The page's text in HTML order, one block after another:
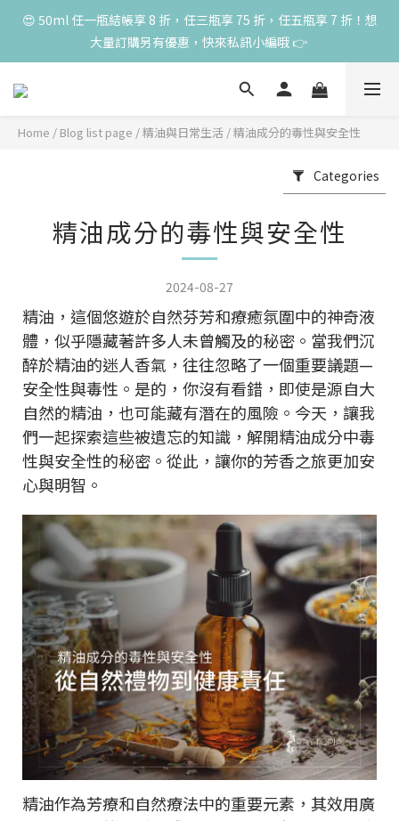
高峰期家長很安心 🧡 滿 3000 元加贈深呼吸10ml一瓶！限量送完
為止
😍 50ml 任一瓶結帳享 8 折，任三瓶享 75 折，任五瓶享 7 折！想
大量訂購另有優惠，快來私訊小編哦 👉
高峰期家長很安心 🧡 滿 3000 元加贈深呼吸10ml一瓶！限量送完
Home / Blog list page /精油與日常生活 /精油成分的毒性與安全性
Categories
精油成分的毒性與安全性
2024-08-27
精油，這個悠遊於自然芬芳和療癒氛圍中的神奇液
體，似乎隱藏著許多人未曾觸及的秘密。當我們沉
醉於精油的迷人香氣，往往忽略了一個重要議題—
安全性與毒性。是的，你沒有看錯，即使是源自大
自然的精油，也可能藏有潛在的風險。今天，讓我
們一起探索這些被遺忘的知識，解開精油成分中毒
性與安全性的秘密。從此，讓你的芳香之旅更加安
心與明智。
精油作為芳療和自然療法中的重要元素，其效用廣